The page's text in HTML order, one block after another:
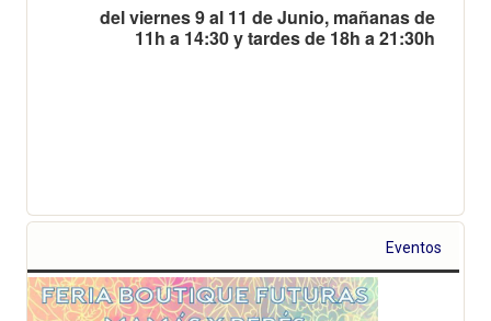
del viernes 9 al 11 de Junio, mañanas de
11h a 14:30 y tardes de 18h a 21:30h
Eventos